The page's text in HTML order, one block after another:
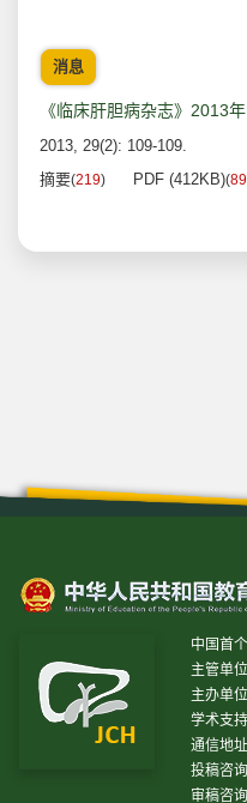
消息
《临床肝胆病杂志》2013
2013, 29(2): 109-109.
摘要(219) PDF (412KB)(89
中国首
主管单
主办单
学术支
通信地
投稿咨
审稿咨